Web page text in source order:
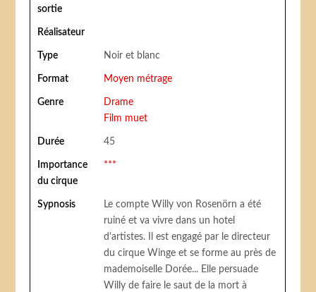
sortie
Réalisateur
Type Noir et blanc
Format Moyen métrage
Genre
Drame
Film muet
Durée 45
Importance
du cirque
***
Sypnosis
Le compte Willy von Rosenörn a été
ruiné et va vivre dans un hotel
d'artistes. Il est engagé par le directeur
du cirque Winge et se forme au près de
mademoiselle Dorée... Elle persuade
Willy de faire le saut de la mort à